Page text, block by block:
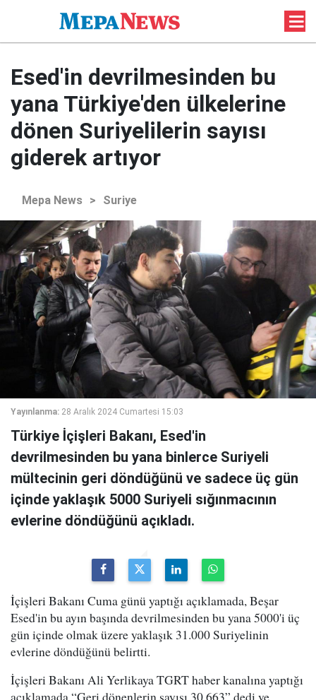
Esed'in devrilmesinden bu
yana Türkiye'den ülkelerine
dönen Suriyelilerin sayısı
giderek artıyor
Mepa News > Suriye
Yayınlanma: 28 Aralık 2024 Cumartesi 15:03
Türkiye İçişleri Bakanı, Esed'in
devrilmesinden bu yana binlerce Suriyeli
mültecinin geri döndüğünü ve sadece üç gün
içinde yaklaşık 5000 Suriyeli sığınmacının
evlerine döndüğünü açıkladı.
İçişleri Bakanı Cuma günü yaptığı açıklamada, Beşar
Esed'in bu ayın başında devrilmesinden bu yana 5000'i üç
gün içinde olmak üzere yaklaşık 31.000 Suriyelinin
evlerine döndüğünü belirtti.
İçişleri Bakanı Ali Yerlikaya TGRT haber kanalına yaptığı
açıklamada “Geri dönenlerin sayısı 30.663” dedi ve